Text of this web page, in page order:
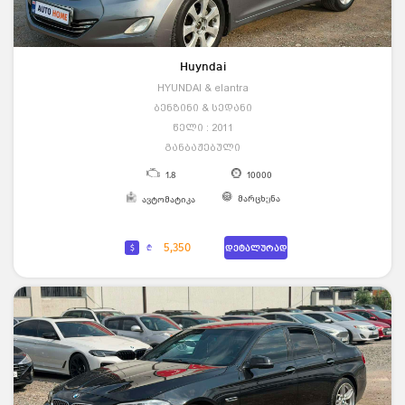
Huyndai
HYUNDAI & elantra
ბენზინი & სედანი
წელი : 2011
განბაჟებული
1.8 10000
ავტომატიკა მარცხენა
$ ₾ 5,350 დეტალურად